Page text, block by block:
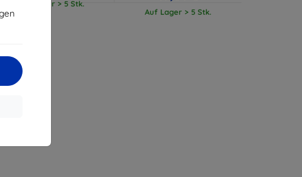
Auf Lager > 5 Stk.
Auf Lager > 5 Stk.